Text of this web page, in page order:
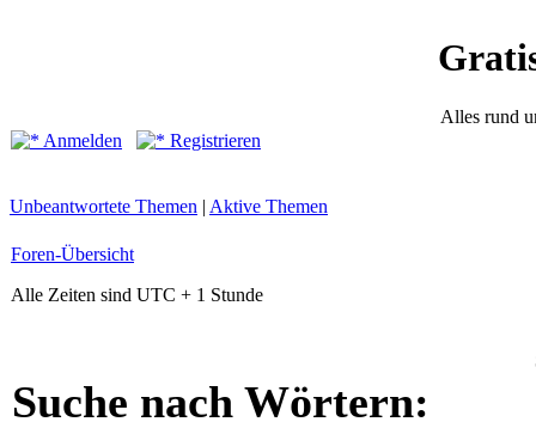
Alles rund
Anmelden
Registrieren
Unbeantwortete Themen | Aktive Themen
Foren-Übersicht
Alle Zeiten sind UTC + 1 Stunde
Suche nach Wörtern: